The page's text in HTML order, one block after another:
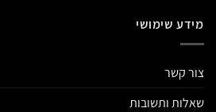
מידע שימושי
צור קשר
שאלות ותשובות